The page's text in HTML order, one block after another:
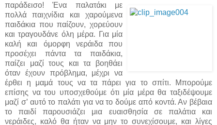
παράδεισο! Ένα παλατάκι με
πολλά παιχνίδια και χαρούμενα
παιδάκια που παίζουν, χορεύουν
και τραγουδάνε όλη μέρα. Για μία
καλή και όμορφη νεράιδα που
προσέχει πάντα τα παιδάκια,
παίζει μαζί τους και τα βοηθάει
όταν έχουν πρόβλημα, μέχρι να
έρθει η μαμά τους να τα πάρει για το σπίτι. Μπορούμε
επίσης να του υποσχεθούμε ότι μία μέρα θα ταξιδέψουμε
μαζί σ’ αυτό το παλάτι για να το δούμε από κοντά. Αν βέβαια
το παιδί παρουσιάζει μια ευαισθησία σε παλάτια και
νεράιδες, καλό θα ήταν να μην το συνεχίσουμε, και λίγες